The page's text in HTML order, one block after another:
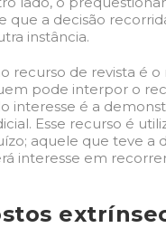
que a decisão
instância.
recurso de revista é o
pode interpor o
interesse é a
Esse recurso é
aquele que teve a
interesse em